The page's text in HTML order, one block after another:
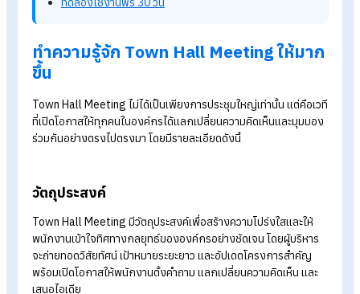
สร้างความเข้าใจร่วมกัน และกระตุ้นให้เกิดการมีส่วนร่วมของ
พนักงานในวงกว้าง อันเป็นรากฐานสำคัญต่อการ
และการขับเคลื่อนองค์กรไปสู่เป้าหมายร่วมกันอย่างยั่งยืน
โปรแกรมคำนวณเงินเดือนอัตโนมัติ
ระบบลงเวลาทำงานออนไลน์
ราคาโปรแกรมเงินเดือน เริ่มต้น 590 บาท/เดือน
ทดลองใช้งานฟรี 30 วัน